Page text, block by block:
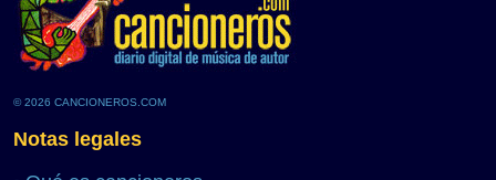
© 2026 CANCIONEROS.COM
Notas legales